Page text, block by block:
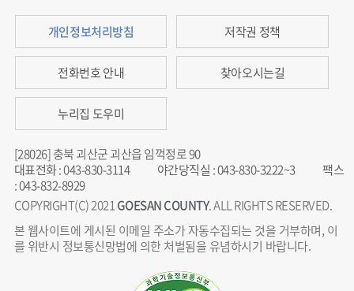
개인정보처리방침 저작권 정책
전화번호 안내 찾아오시는길
누리집 도우미
[28026] 충북 괴산군 괴산읍 임꺽정로 90
대표전화:043-830-3114 야간당직실 :043-830-3222~3
팩스
:043-832-8929
COPYRIGHT(C) 2021GOESAN COUNTY. ALL RIGHTS RESERVED.
본 웹사이트에 게시된 이메일 주소가 자동수집되는 것을 거부하며, 이
를 위반시 정보통신망법에 의한 처벌됨을 유념하시기 바랍니다.